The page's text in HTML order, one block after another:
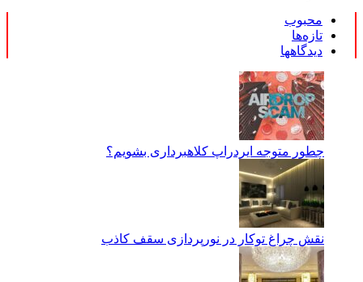
محبوب
تازه‌ها
دیدگاهها
چطور متوجه ایردراپ کلاهبرداری بشویم؟
نقش چراغ توکار در نورپردازی سقف کاذب